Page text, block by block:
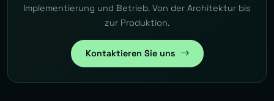
Implementierung und Betrieb. Von der Architektur bis
zur Produktion.
Kontaktieren Sie uns